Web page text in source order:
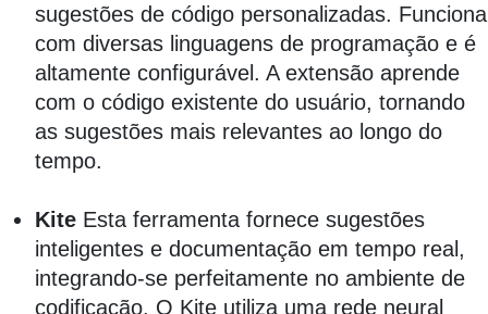
sugestões de código personalizadas. Funciona
com diversas linguagens de programação e é
altamente configurável. A extensão aprende
com o código existente do usuário, tornando
as sugestões mais relevantes ao longo do
tempo.
Kite Esta ferramenta fornece sugestões
inteligentes e documentação em tempo real,
integrando-se perfeitamente no ambiente de
codificação. O Kite utiliza uma rede neural